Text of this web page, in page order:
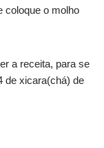
coloque o molho
a receita, para se
de xicara(chá) de